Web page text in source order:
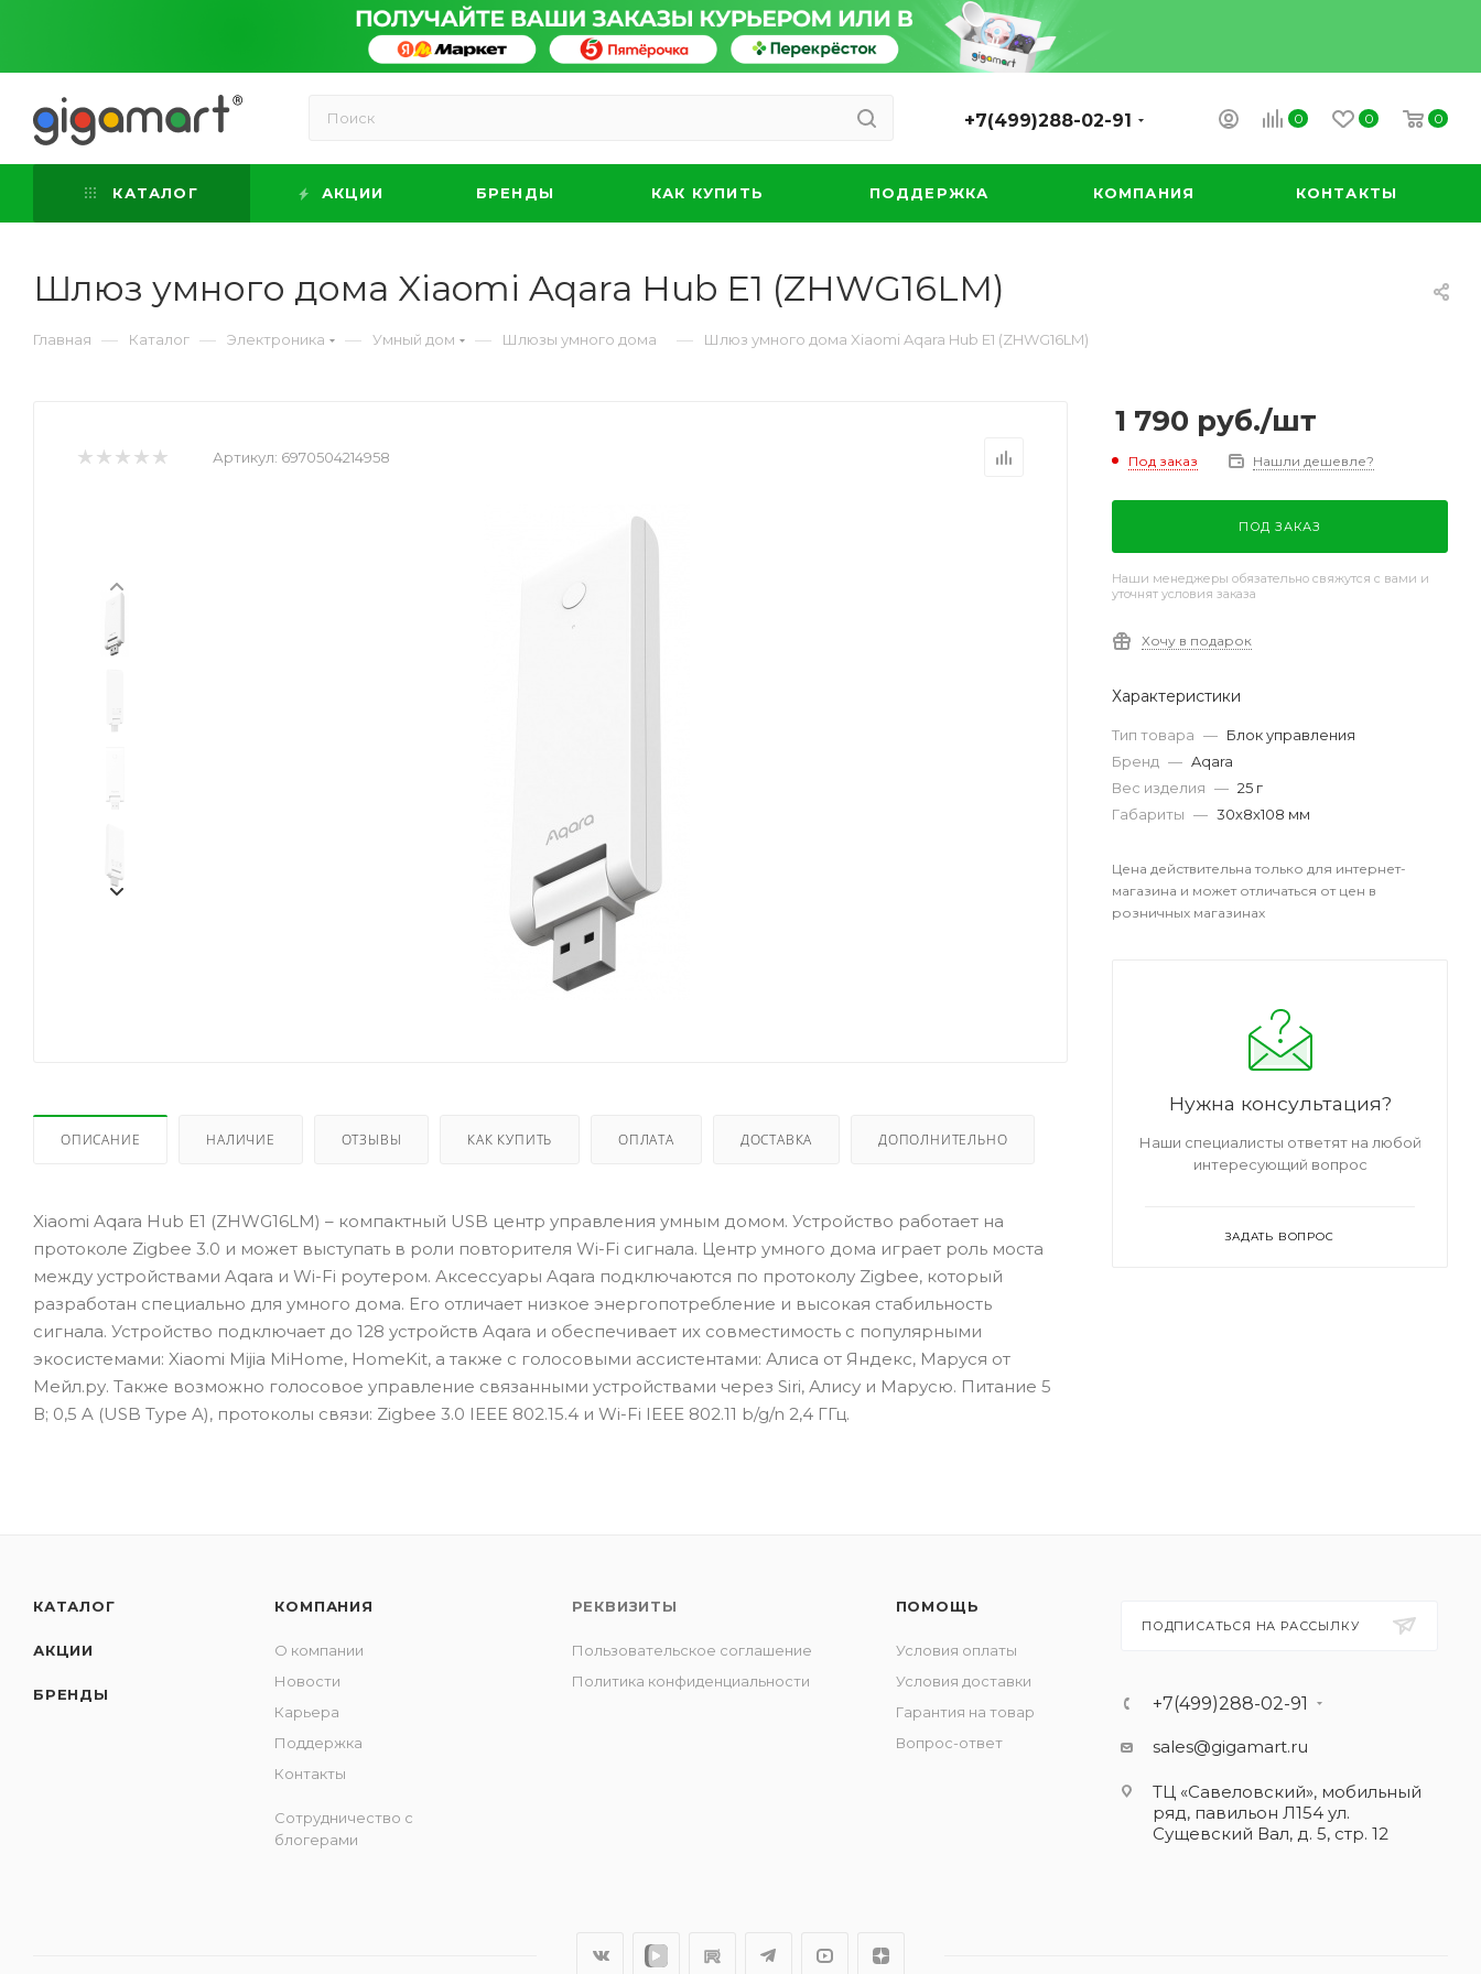
0 0 0
+7(499)288-02-91
КАТАЛОГ АКЦИИ БРЕНДЫ КАК КУПИТЬ ПОДДЕРЖКА КОМПАНИЯ КОНТАКТЫ
Шлюз умного дома Xiaomi Aqara Hub E1 (ZHWG16LM)
Главная — Каталог — Электроника — Умный дом — Шлюзы умного дома — Шлюз умного дома Xiaomi Aqara Hub E1 (ZHWG16LM)
Артикул: 6970504214958
ОПИСАНИЕ НАЛИЧИЕ ОТЗЫВЫ КАК КУПИТЬ ОПЛАТА ДОСТАВКА ДОПОЛНИТЕЛЬНО
Xiaomi Aqara Hub E1 (ZHWG16LM) – компактный USB центр управления умным домом. Устройство работает на
протоколе Zigbee 3.0 и может выступать в роли повторителя Wi-Fi сигнала. Центр умного дома играет роль моста
между устройствами Aqara и Wi-Fi роутером. Аксессуары Aqara подключаются по протоколу Zigbee, который
разработан специально для умного дома. Его отличает низкое энергопотребление и высокая стабильность
сигнала. Устройство подключает до 128 устройств Aqara и обеспечивает их совместимость с популярными
экосистемами: Xiaomi Mijia MiHome, HomeKit, а также с голосовыми ассистентами: Алиса от Яндекс, Маруся от
Мейл.ру. Также возможно голосовое управление связанными устройствами через Siri, Алису и Марусю. Питание 5
В; 0,5 A (USB Type A), протоколы связи: Zigbee 3.0 IEEE 802.15.4 и Wi-Fi IEEE 802.11 b/g/n 2,4 ГГц.
1 790 руб./шт
Под заказ Нашли дешевле?
ПОД ЗАКАЗ
Наши менеджеры обязательно свяжутся с вами и
уточнят условия заказа
Хочу в подарок
Характеристики
Тип товара — Блок управления
Бренд — Aqara
Вес изделия — 25 г
Габариты — 30х8х108 мм
Цена действительна только для интернет-
магазина и может отличаться от цен в
розничных магазинах
Нужна консультация?
Наши специалисты ответят на любой
интересующий вопрос
ЗАДАТЬ ВОПРОС
КАТАЛОГ
АКЦИИ
БРЕНДЫ
КОМПАНИЯ
О компании
Новости
Карьера
Поддержка
Контакты
Сотрудничество с
блогерами
РЕКВИЗИТЫ
Пользовательское соглашение
Политика конфиденциальности
ПОМОЩЬ
Условия оплаты
Условия доставки
Гарантия на товар
Вопрос-ответ
ПОДПИСАТЬСЯ НА РАССЫЛКУ
+7(499)288-02-91
sales@gigamart.ru
ТЦ «Савеловский», мобильный
ряд, павильон Л154 ул.
Сущевский Вал, д. 5, стр. 12